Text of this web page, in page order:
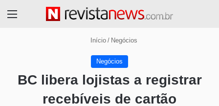
Início / Negócios
Negócios
BC libera lojistas a registrar
recebíveis de cartão